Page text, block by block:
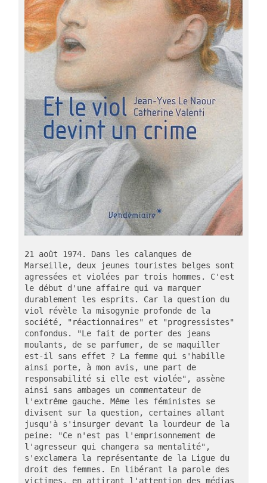
21 août 1974. Dans les calanques de
Marseille, deux jeunes touristes belges sont
agressées et violées par trois hommes. C'est
le début d'une affaire qui va marquer
durablement les esprits. Car la question du
viol révèle la misogynie profonde de la
société, "réactionnaires" et "progressistes"
confondus. "Le fait de porter des jeans
moulants, de se parfumer, de se maquiller
est-il sans effet ? La femme qui s'habille
ainsi porte, à mon avis, une part de
responsabilité si elle est violée", assène
ainsi sans ambages un commentateur de
l'extrême gauche. Même les féministes se
divisent sur la question, certaines allant
jusqu'à s'insurger devant la lourdeur de la
peine: "Ce n'est pas l'emprisonnement de
l'agresseur qui changera sa mentalité",
s'exclamera la représentante de la Ligue du
droit des femmes. En libérant la parole des
victimes, en attirant l'attention des médias